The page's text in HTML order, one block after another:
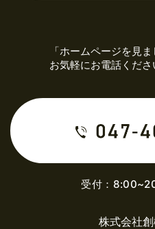
「ホームページを見
お気軽にお電話くださ
受付：
株式会社